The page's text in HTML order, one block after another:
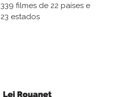
339 filmes de 22 países e
23 estados